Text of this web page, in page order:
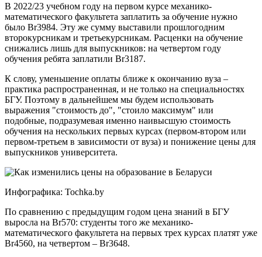
В 2022/23 учебном году на первом курсе механико-
математического факультета заплатить за обучение нужно
было Br3984. Эту же сумму выставили прошлогодним
второкурсникам и третьекурсникам. Расценки на обучение
снижались лишь для выпускников: на четвертом году
обучения ребята заплатили Br3187.
К слову, уменьшение оплаты ближе к окончанию вуза –
практика распространенная, и не только на специальностях
БГУ. Поэтому в дальнейшем мы будем использовать
выражения "стоимость до", "стоило максимум" или
подобные, подразумевая именно наивысшую стоимость
обучения на нескольких первых курсах (первом-втором или
первом-третьем в зависимости от вуза) и понижение цены для
выпускников университета.
Инфографика: Tochka.by
По сравнению с предыдущим годом цена знаний в БГУ
выросла на Br570: студенты того же механико-
математического факультета на первых трех курсах платят уже
Br4560, на четвертом – Br3648.